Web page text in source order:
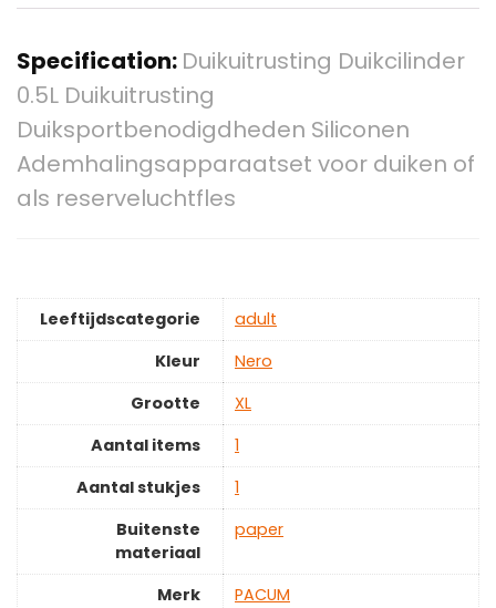
Specification: Duikuitrusting Duikcilinder
0.5L Duikuitrusting
Duiksportbenodigdheden Siliconen
Ademhalingsapparaatset voor duiken of
als reserveluchtfles
Leeftijdscategorie
‎adult
Kleur
‎Nero
Grootte
XL
Aantal items
‎1
Aantal stukjes
‎1
Buitenste
materiaal
‎paper
Merk
‎PACUM